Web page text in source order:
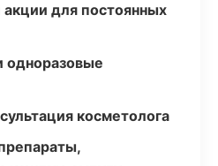
акции для постоянных
одноразовые
косметолога